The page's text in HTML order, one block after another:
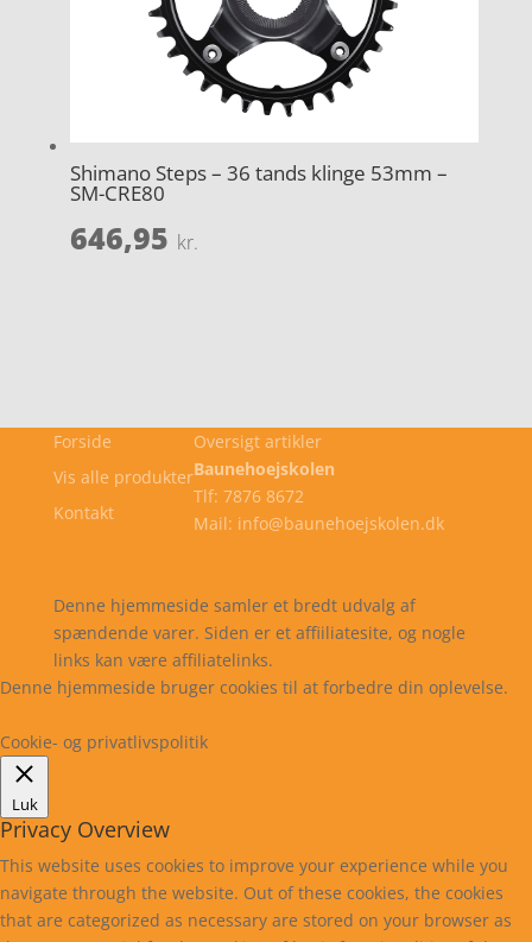
Shimano Steps – 36 tands klinge 53mm –
SM-CRE80
646,95 kr.
Forside
Vis alle produkter
Kontakt
Oversigt artikler
Baunehoejskolen
Tlf: 7876 8672
Mail: info@baunehoejskolen.dk
Denne hjemmeside samler et bredt udvalg af
spændende varer. Siden er et affiiliatesite, og nogle
links kan være affiliatelinks.
Denne hjemmeside bruger cookies til at forbedre din oplevelse.
Cookie- og privatlivspolitik
Luk
Privacy Overview
This website uses cookies to improve your experience while you
navigate through the website. Out of these cookies, the cookies
that are categorized as necessary are stored on your browser as